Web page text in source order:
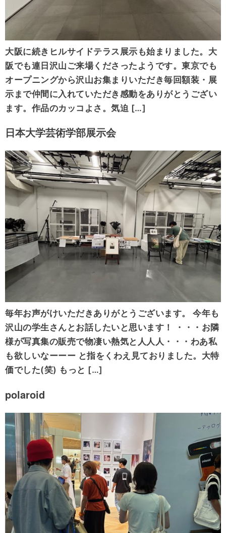
大阪に続きヒルサイドテラス展示も始まりました。大
阪でも連日沢山ご来場くださったようです。東京でも
オープニングから沢山お集まりいただき毎回額装・展
示まで仲間に入れていただき感動をありがとうござい
ます。作品のカッコよさ。気迫 […]
日本大学芸術学部展示会
毎年お声がけいただきありがとうございます。 今年も
沢山の学生さんとお話したいと思います！ ・・・お隣
様が写真集の販売で物凄い熱気と人人人・・・わあ私
も欲しいなーーー と指をくわえ見ておりました。大特
価でした(笑) もっと […]
polaroid